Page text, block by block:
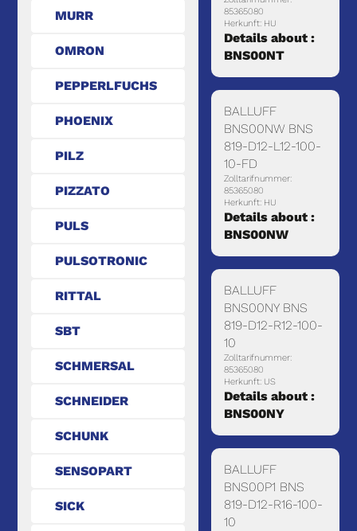
MURR
OMRON
PEPPERLFUCHS
PHOENIX
PILZ
PIZZATO
PULS
PULSOTRONIC
RITTAL
SBT
SCHMERSAL
SCHNEIDER
SCHUNK
SENSOPART
SICK
85365080
Herkunft: HU
Details about :
BNS00NT
BALLUFF
BNS00NW BNS
819-D12-L12-100-
10-FD
Zolltarifnummer:
85365080
Herkunft: HU
Details about :
BNS00NW
BALLUFF
BNS00NY BNS
819-D12-R12-100-
10
Zolltarifnummer:
85365080
Herkunft: US
Details about :
BNS00NY
BALLUFF
BNS00P1 BNS
819-D12-R16-100-
10